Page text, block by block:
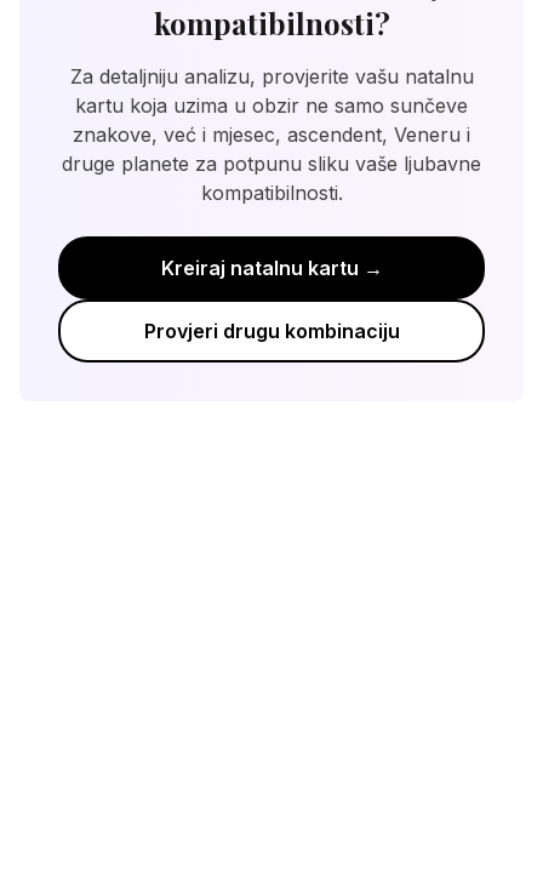
može pomoći savjetovanje ili učenje o
astrologiji kako biste bolje razumjeli
međusobne prirode. Najvažnije, odlučite
aktivno birati jedno drugo svaki dan. Ključ
uspjeha leži u razumijevanju, kompromisima i
volji za rastom.
osnovnu procjenu, ali natalna karta pruža
detaljniju analizu dinamike odnosa.
kompatibilnosti?
Za detaljniju analizu, provjerite vašu natalnu
kartu koja uzima u obzir ne samo sunčeve
znakove, već i mjesec, ascendent, Veneru i
druge planete za potpunu sliku vaše ljubavne
kompatibilnosti.
Kreiraj natalnu kartu →
Provjeri drugu kombinaciju